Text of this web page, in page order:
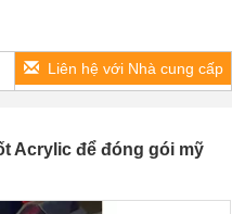
Liên hệ với Nhà cung cấp
Acrylic để đóng gói mỹ